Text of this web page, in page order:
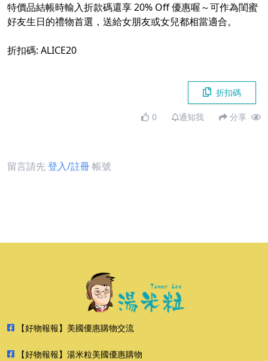
特價品結帳時輸入折款碼還享 20% Off 優惠喔～可作為閨蜜
好友生日的禮物首選，送給女朋友或女兒都相當適合。
折扣碼: ALICE20
折扣碼
0 通知我 分享
留言請先登入/註冊帳號
【好物報報】美國優惠購物交流
【好物報報】湯米粒美國優惠購物